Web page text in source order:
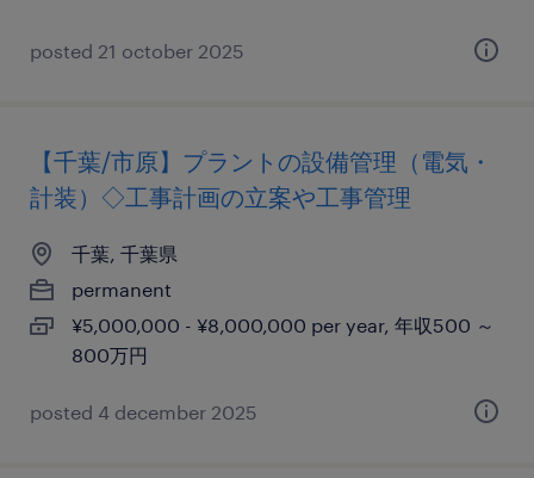
posted 21 october 2025
【千葉/市原】プラントの設備管理（電気・
計装）◇工事計画の立案や工事管理
千葉, 千葉県
permanent
¥5,000,000 - ¥8,000,000 per year, 年収500 ～
800万円
posted 4 december 2025